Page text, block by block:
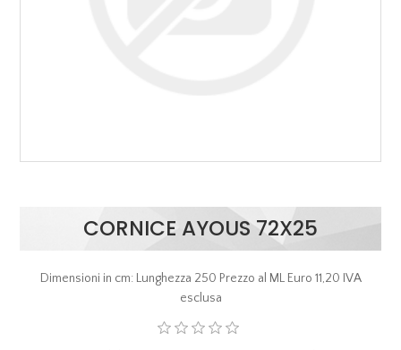
CORNICE AYOUS 72X25
Dimensioni in cm: Lunghezza 250 Prezzo al ML Euro 11,20 IVA
esclusa